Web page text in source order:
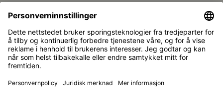
SUPPORT
Kontakt
Vanlige spørsmål